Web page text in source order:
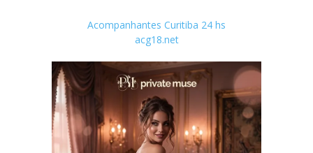
Acompanhantes Curitiba 24 hs
acg18.net